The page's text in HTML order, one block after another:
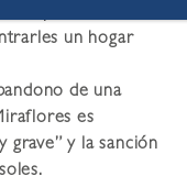
un hogar
de una
es
grave” y la sanción